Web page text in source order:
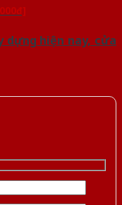
hiện nay, cửa